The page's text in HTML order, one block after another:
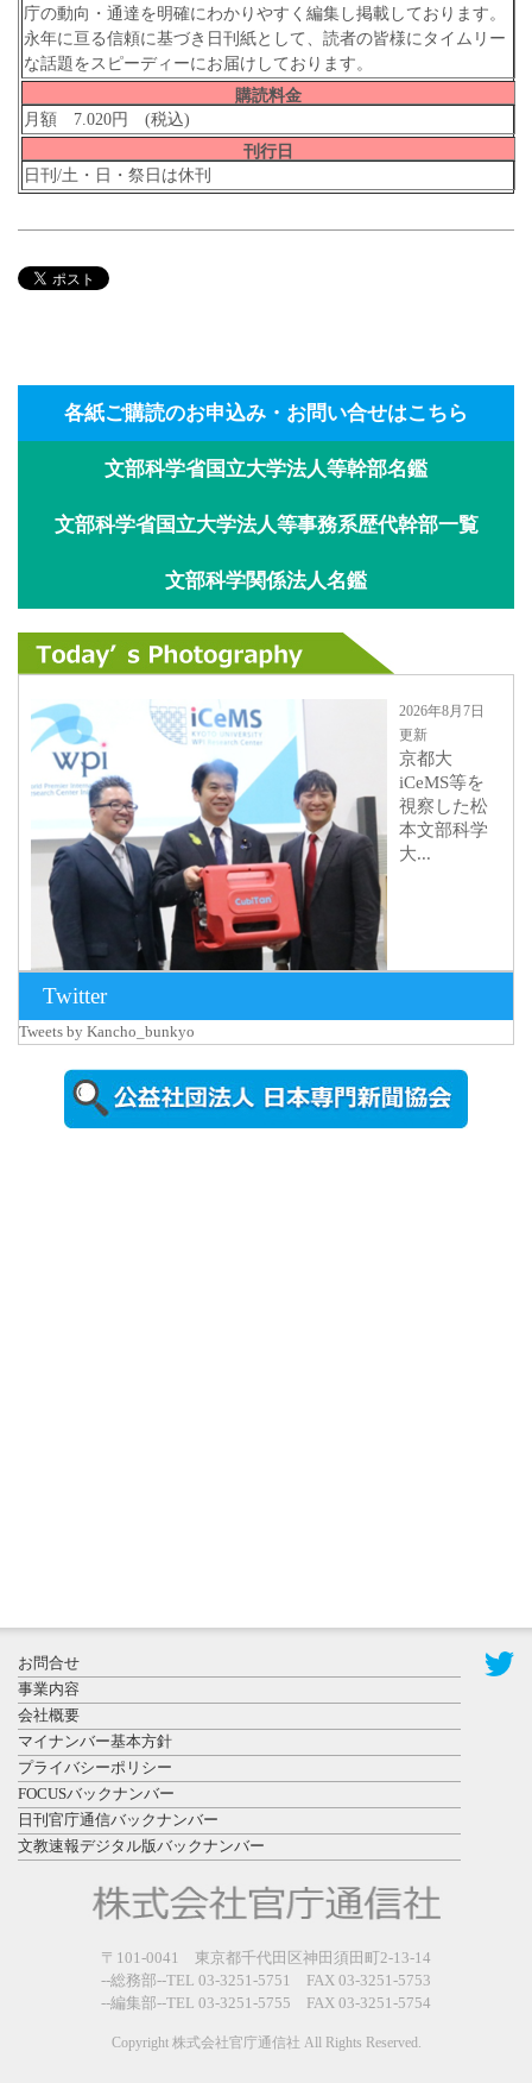
庁の動向・通達を明確にわかりやすく編集し掲載しております。
永年に亘る信頼に基づき日刊紙として、読者の皆様にタイムリー
な話題をスピーディーにお届けしております。
購読料金
月額 7.020円 (税込)
刊行日
日刊/土・日・祭日は休刊
各紙ご購読のお申込み・お問い合せはこちら
文部科学省国立大学法人等幹部名鑑
文部科学省国立大学法人等事務系歴代幹部一覧
文部科学関係法人名鑑
2026年8月7日
更新
京都大
iCeMS等を
視察した松
本文部科学
大...
2026年8月5日
更新
農工大で大
登録有形文
化財となっ
た東北大植
物園八...
日更新
県警等と大
規模災害時
Twitter
Tweets by Kancho_bunkyo
お問合せ
事業内容
会社概要
マイナンバー基本方針
プライバシーポリシー
FOCUSバックナンバー
日刊官庁通信バックナンバー
文教速報デジタル版バックナンバー
〒101-0041 東京都千代田区神田須田町2-13-14
--総務部--TEL 03-3251-5751 FAX 03-3251-5753
--編集部--TEL 03-3251-5755 FAX 03-3251-5754
Copyright 株式会社官庁通信社 All Rights Reserved.